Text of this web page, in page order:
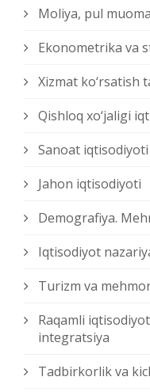
Moliya, pul
Ekonometrika va
Xizmat kо‘rsatish
Qishloq xо‘jaligi
Sanoat iqtisodiyoti
Jahon iqtisodiyoti
Demografiya.
Iqtisodiyot
Turizm va
Raqamli
integratsiya
Tadbirkorlik va